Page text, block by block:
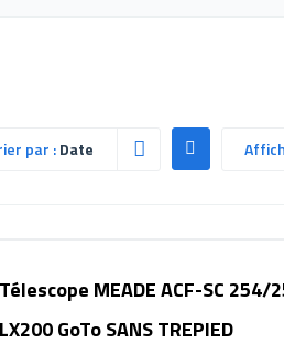
par :Date
Télescope MEADE ACF-SC 254/
LX200 GoTo SANS TREPIED